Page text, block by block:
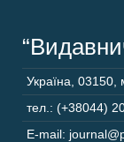
Україна 03150
тел.: (+38044)
E-mail: